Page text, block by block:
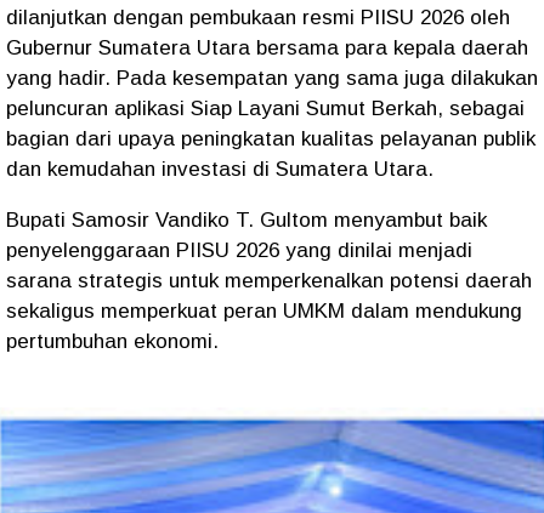
dilanjutkan dengan pembukaan resmi PIISU 2026 oleh
Gubernur Sumatera Utara bersama para kepala daerah
yang hadir. Pada kesempatan yang sama juga dilakukan
peluncuran aplikasi Siap Layani Sumut Berkah, sebagai
bagian dari upaya peningkatan kualitas pelayanan publik
dan kemudahan investasi di Sumatera Utara.
Bupati Samosir Vandiko T. Gultom menyambut baik
penyelenggaraan PIISU 2026 yang dinilai menjadi
sarana strategis untuk memperkenalkan potensi daerah
sekaligus memperkuat peran UMKM dalam mendukung
pertumbuhan ekonomi.